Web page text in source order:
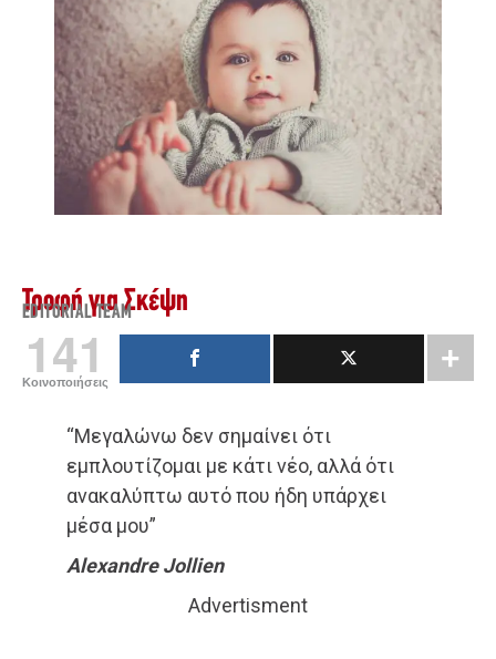
Τροφή για Σκέψη
EDITORIAL TEAM
141
Κοινοποιήσεις
“Μεγαλώνω δεν σημαίνει ότι
εμπλουτίζομαι με κάτι νέο, αλλά ότι
ανακαλύπτω αυτό που ήδη υπάρχει
μέσα μου”
Alexandre Jollien
Advertisment